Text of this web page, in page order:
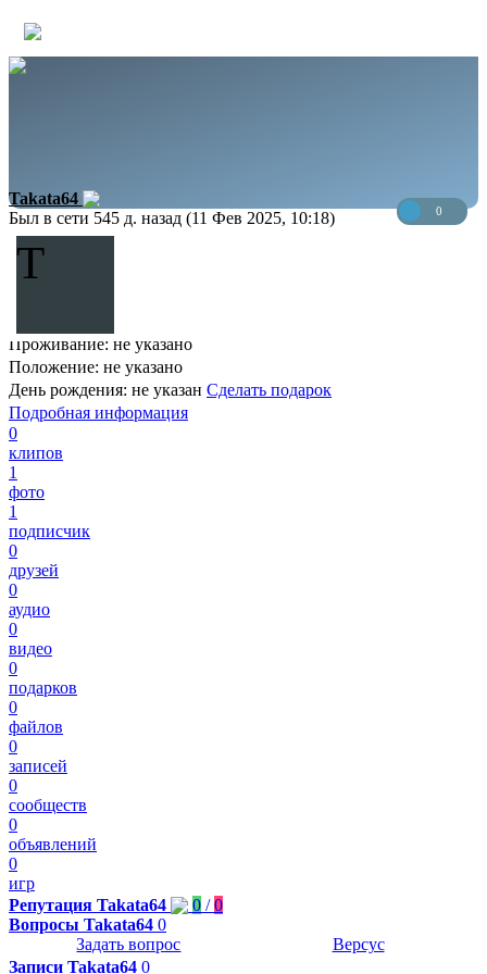
Takata64
Был в сети 545 д. назад (11 Фев 2025, 10:18)
0
T
Проживание: не указано
Положение: не указано
День рождения: не указан Сделать подарок
Подробная информация
0
клипов
1
фото
1
подписчик
0
друзей
0
аудио
0
видео
0
подарков
0
файлов
0
записей
0
сообществ
0
объявлений
0
игр
Репутация Takata64 0 /0
Вопросы Takata64 0
Задать вопрос
Версус
Записи Takata64 0